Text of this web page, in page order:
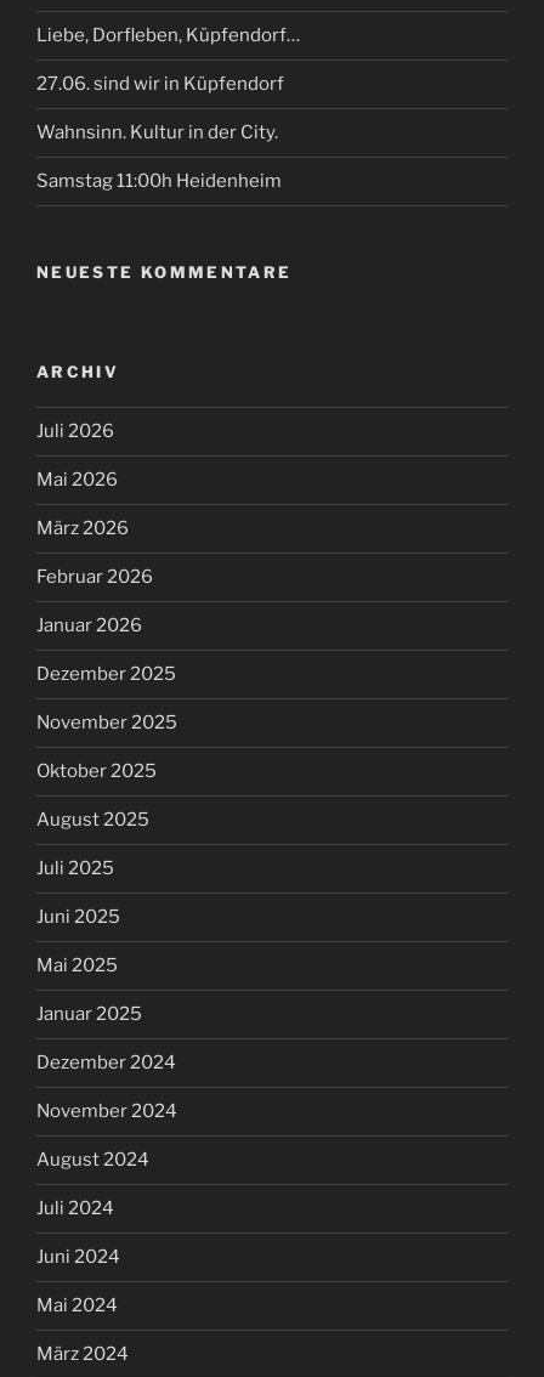
Liebe, Dorfleben, Küpfendorf…
27.06. sind wir in Küpfendorf
Wahnsinn. Kultur in der City.
Samstag 11:00h Heidenheim
NEUESTE KOMMENTARE
ARCHIV
Juli 2026
Mai 2026
März 2026
Februar 2026
Januar 2026
Dezember 2025
November 2025
Oktober 2025
August 2025
Juli 2025
Juni 2025
Mai 2025
Januar 2025
Dezember 2024
November 2024
August 2024
Juli 2024
Juni 2024
Mai 2024
März 2024